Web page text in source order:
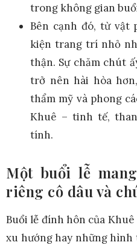
trong không gian
Bên cạnh đó, từ vật
kiện trang trí nhỏ
thận. Sự chăm chút
trở nên hài hòa
thẩm mỹ và phong
Khuê – tinh tế,
tính.
Một buổi lễ
riêng cô dâu và
Buổi lễ đính hôn của
xu hướng hay những hình